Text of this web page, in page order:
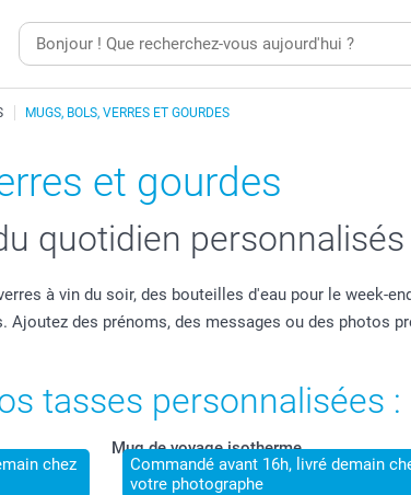
MUGS, BOLS, VERRES ET GOURDES
et gourdes
quotidien personnalisés
à vin du soir, des bouteilles d'eau pour le week-
Ajoutez des prénoms, des messages ou des
tasses personnalisées :
chez
Commandé avant 16h, livré demain
votre photographe
Mug de voyage isotherme